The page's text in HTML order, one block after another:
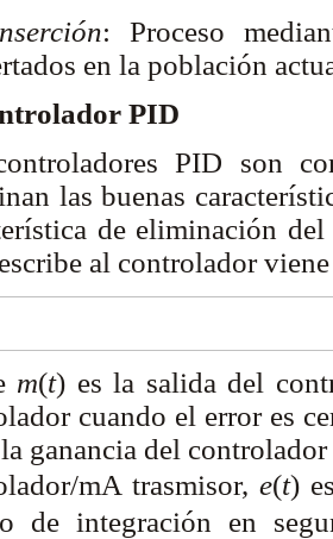
: Proceso
en la población
PID
PID son
las buenas
de eliminación
al controlador
m(t) es la salida del
cuando el error es
la ganancia del
mA trasmisor, e(t)
de integración en